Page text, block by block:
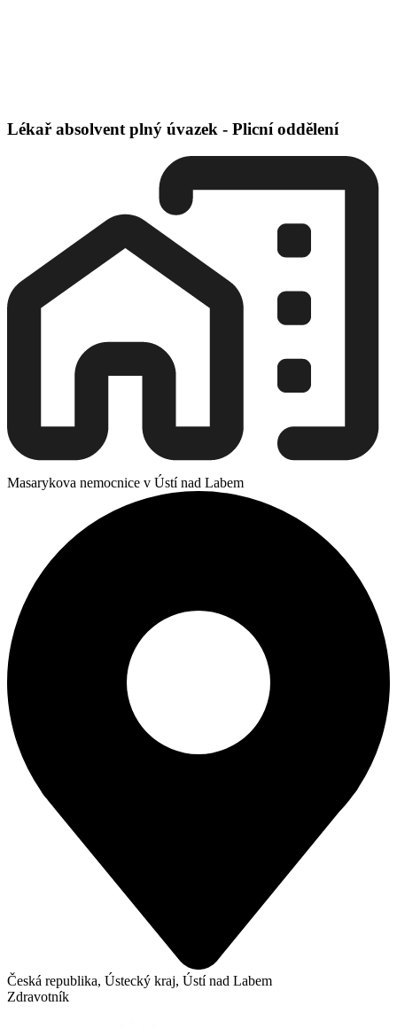
Lékař absolvent plný úvazek - Plicní oddělení
Masarykova nemocnice v Ústí nad Labem
Česká republika, Ústecký kraj, Ústí nad Labem
Zdravotník